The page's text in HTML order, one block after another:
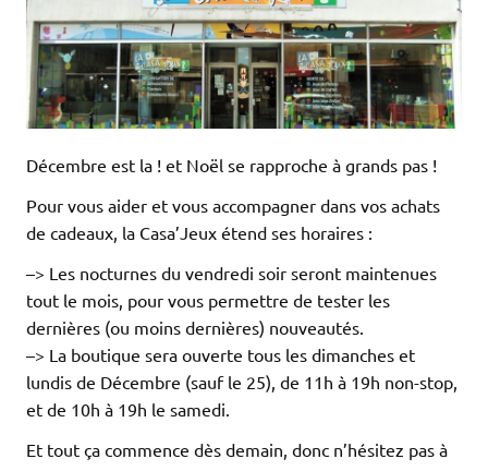
Décembre est la ! et Noël se rapproche à grands pas !
Pour vous aider et vous accompagner dans vos achats
de cadeaux, la Casa’Jeux étend ses horaires :
–> Les nocturnes du vendredi soir seront maintenues
tout le mois, pour vous permettre de tester les
dernières (ou moins dernières) nouveautés.
–> La boutique sera ouverte tous les dimanches et
lundis de Décembre (sauf le 25), de 11h à 19h non-stop,
et de 10h à 19h le samedi.
Et tout ça commence dès demain, donc n’hésitez pas à